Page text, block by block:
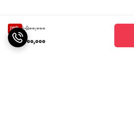
1,500,000
13%
1,300,000